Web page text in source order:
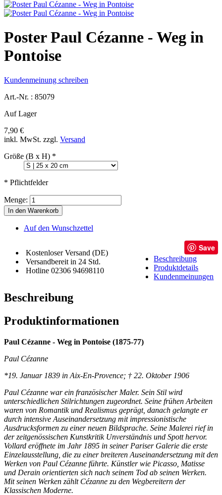
Poster Paul Cézanne - Weg in
Pontoise
Kundenmeinung schreiben
Art.-Nr. : 85079
Auf Lager
7,90 €
inkl. MwSt. zzgl. Versand
Größe (B x H) *
* Pflichtfelder
Menge:
In den Warenkorb
Auf den Wunschzettel
Kostenloser Versand (DE)
Versandbereit in 24 Std.
Hotline 02306 94698110
Save
Beschreibung
Produktdetails
Kundenmeinungen
Beschreibung
Produktinformationen
Paul Cézanne - Weg in Pontoise (1875-77)
Paul Cézanne
*19. Januar 1839 in Aix-En-Provence; † 22. Oktober 1906
Paul Cézanne war ein französischer Maler. Sein Stil wird
unterschiedlichen Stilrichtungen zugeordnet. Seine frühen Arbeiten
waren von Romantik und Realismus geprägt, danach gelangte er
durch intensive Auseinandersetzung mit impressionistische
Ausdrucksformen zu einer neuen Bildsprache. Seine Malerei rief in
der zeitgenössischen Kunstkritik Unverständnis und Spott hervor.
Vollard eröffnete im Jahr 1895 in seiner Pariser Galerie die erste
Einzelausstellung, die zu einer breiteren Auseinandersetzung mit den
Werken von Paul Cézanne führte. Künstler wie Picasso, Matisse
und Derain orientierten sich nach seinem Tod ab seinen Werken.
Mit seinen Werken zählt Cézanne zu den Wegbereitern der
Klassischen Moderne.